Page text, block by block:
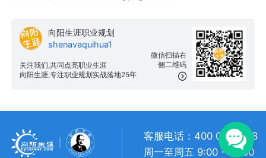
微信扫描右
侧二维码
向阳生涯职业规划
shenavaquihua1
关注我们,共同点亮职业生涯
向阳生涯,专注职业规划实战落地25年
客服电话：400 057 1108
周一至周五 9:00 - 18:00